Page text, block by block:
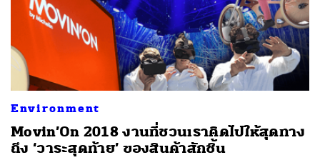
Environment
Movin’On 2018 งานที่ชวนเราคิดไปให้สุดทาง
ถึง ‘วาระสุดท้าย’ ของสินค้าสักชิ้น